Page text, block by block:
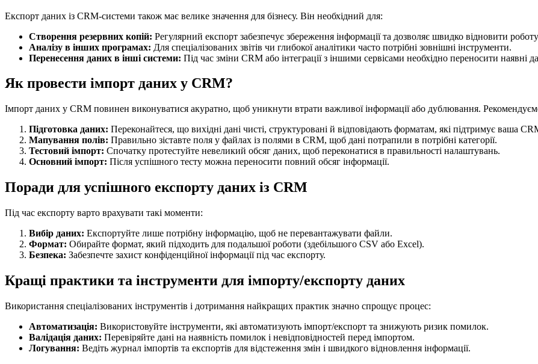
Експорт даних із CRM-системи також має велике значення для бізнесу. Він необхідний для:
Створення резервних копій: Регулярний експорт забезпечує збереження інформації та дозволяє швидко відновити
Аналізу в інших програмах: Для спеціалізованих звітів чи глибокої аналітики часто потрібні зовнішні інструменти.
Перенесення даних в інші системи: Під час зміни CRM або інтеграції з іншими сервісами необхідно переносити наявні
Як провести імпорт даних у CRM?
Імпорт даних у CRM повинен виконуватися акуратно, щоб уникнути втрати важливої інформації або дублювання.
Підготовка даних: Переконайтеся, що вихідні дані чисті, структуровані й відповідають форматам, які підтримує ваша
Мапування полів: Правильно зіставте поля у файлах із полями в CRM, щоб дані потрапили в потрібні категорії.
Тестовий імпорт: Спочатку протестуйте невеликий обсяг даних, щоб переконатися в правильності налаштувань.
Основний імпорт: Після успішного тесту можна переносити повний обсяг інформації.
Поради для успішного експорту даних із CRM
Під час експорту варто врахувати такі моменти:
Вибір даних: Експортуйте лише потрібну інформацію, щоб не перевантажувати файли.
Формат: Обирайте формат, який підходить для подальшої роботи (здебільшого CSV або Excel).
Безпека: Забезпечте захист конфіденційної інформації під час експорту.
Кращі практики та інструменти для імпорту/експорту даних
Використання спеціалізованих інструментів і дотримання найкращих практик значно спрощує процес:
Автоматизація: Використовуйте інструменти, які автоматизують імпорт/експорт та знижують ризик помилок.
Валідація даних: Перевіряйте дані на наявність помилок і невідповідностей перед імпортом.
Логування: Ведіть журнал імпортів та експортів для відстеження змін і швидкого відновлення інформації.